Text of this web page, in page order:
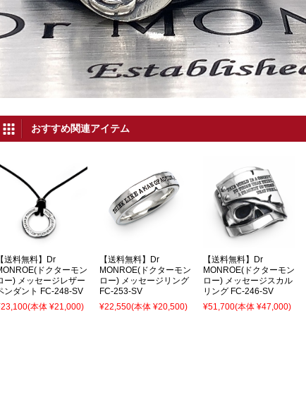
おすすめ関連アイテム
送料無料】Dr
ドクターモン
ー) メッセージレザー
ンダント FC-248-SV
(本体 ¥21,000)
【送料無料】Dr
MONROE(ドクターモン
ロー) メッセージリング
FC-253-SV
¥22,550(本体 ¥20,500)
【送料無料】Dr
MONROE(ドクターモン
ロー) メッセージスカル
リング FC-246-SV
¥51,700(本体 ¥47,000)